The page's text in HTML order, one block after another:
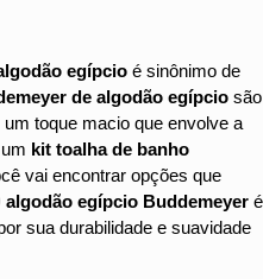
egípcio é sinônimo de
de algodão egípcio são
toque macio que envolve a
kit toalha de banho
vai encontrar opções que
algodão egípcio Buddemeyer é
sua durabilidade e suavidade